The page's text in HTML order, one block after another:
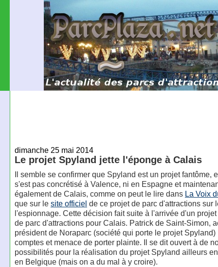
dimanche 25 mai 2014
Le projet Spyland jette l'éponge à Calais
Il semble se confirmer que Spyland est un projet fantôme,
s'est pas concrétisé à Valence, ni en Espagne et
également de Calais, comme on peut le lire dans La Voix
que sur le site officiel de ce projet de parc d'attractions sur
l'espionnage. Cette décision fait suite à l'arrivée d'un
de parc d'attractions pour Calais. Patrick de Saint-Simon,
président de Noraparc (société qui porte le projet Spyland)
comptes et menace de porter plainte. Il se dit ouvert à de
possibilités pour la réalisation du projet Spyland ailleurs
en Belgique (mais on a du mal à y croire).